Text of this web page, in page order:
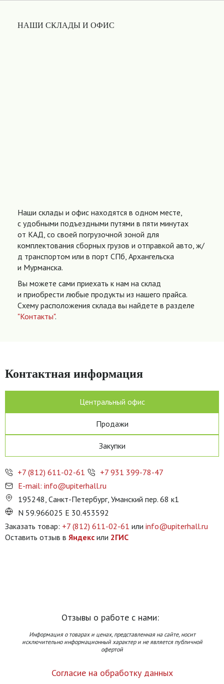
НАШИ СКЛАДЫ И ОФИС
Наши склады и офис находятся в одном месте,
с удобными подъездными путями в пяти минутах
от КАД, со своей погрузочной зоной для
комплектования сборных грузов и отправкой авто, ж/
д транспортом или в порт СПб, Архангельска
и Мурманска.
Вы можете сами приехать к нам на склад
и приобрести любые продукты из нашего прайса.
Схему расположения склада вы найдете в разделе
"Контакты".
Контактная информация
Центральный офис
Продажи
Закупки
+7 (812) 611-02-61
+7 931 399-78-47
E-mail: info@upiterhall.ru
195248, Санкт-Петербург, Уманский пер. 68 к1
N 59.966025 E 30.453592
Заказать товар: +7 (812) 611-02-61 или info@upiterhall.ru
Оставить отзыв в Яндекс или 2ГИС
Отзывы о работе с нами:
Информация о товарах и ценах, представленная на сайте, носит
исключительно информационный характер и не является публичной
офертой
Согласие на обработку данных